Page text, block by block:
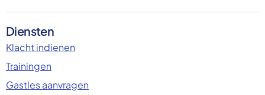
Diensten
Klacht indienen
Trainingen
Gastles aanvragen